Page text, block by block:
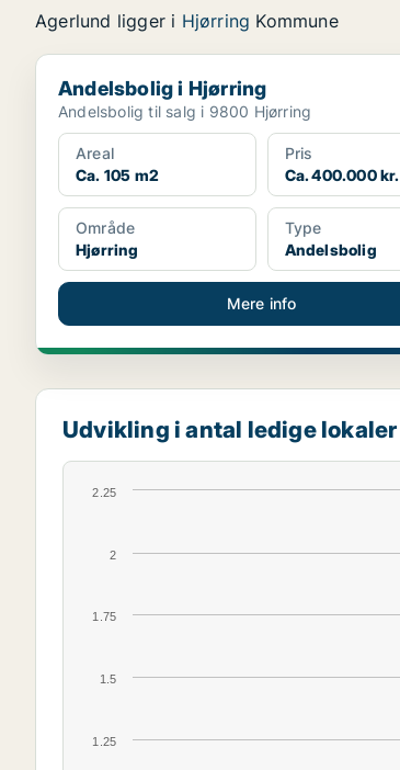
Agerlund ligger i Hjørring Kommune
Andelsbolig i Hjørring
Andelsbolig i Hjørring
Andelsbolig til salg i 9800 Hjørring
Areal
Ca. 105 m2
Pris
Ca. 400.000 kr.
Område
Hjørring
Type
Andelsbolig
Mere info
Udvikling i antal ledige lokaler
2
1.25
1.5
1.75
2.25